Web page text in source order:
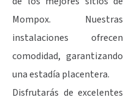
Mompox. Nuestras
instalaciones ofrecen
comodidad, garantizando
una estadía placentera.
Disfrutarás de excelentes